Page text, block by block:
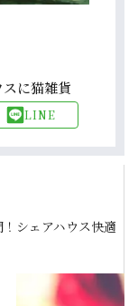
に猫雑貨
LINE
シェアハウス快適